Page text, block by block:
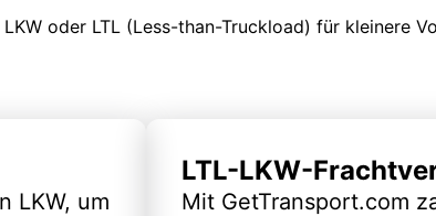
oder LTL (Less-than-Truckload) für kleinere
LKW, um
LTL-LKW-
Mit GetTransport.com